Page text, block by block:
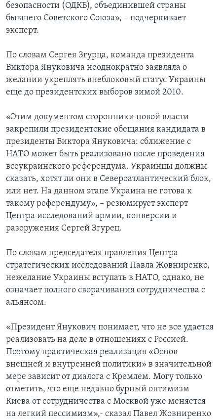
безопасности (ОДКБ), объединившей страны
бывшего Советского Союза», – подчеркивает
эксперт.
По словам Сергея Згурца, команда президента
Виктора Януковича неоднократно заявляла о
желании укреплять внеблоковый статус Украины
еще до президентских выборов зимой 2010.
«Этим документом сторонники новой власти
закрепили президентские обещания кандидата в
президенты Виктора Януковича: сближение с
НАТО может быть реализовано после проведения
всеукраинского референдума. Украинцы должны
сказать, хотят ли они в Североатлантический блок,
или нет. На данном этапе Украина не готова к
такому референдуму», – резюмирует эксперт
Центра исследований армии, конверсии и
разоружения Сергей Згурец.
По словам председателя правления Центра
стратегических исследований Павла Жовниренко,
нежелание Украины вступать в НАТО, однако, не
означает полного сворачивания сотрудничества с
альянсом.
«Президент Янукович понимает, что не все удается
реализовать на деле в отношениях с Россией.
Поэтому практическая реализация «Основ
внешней и внутренней политики» в значительной
мере зависит от диалога с Кремлем. Могу только
отметить, что еще недавно бурный оптимизм
Киева от сотрудничества с Москвой уже меняется
на легкий пессимизм»,- сказал Павел Жовниренко